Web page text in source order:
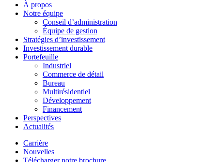
À propos
Notre équipe
Conseil d’administration
Équipe de gestion
Stratégies d’investissement
Investissement durable
Portefeuille
Industriel
Commerce de détail
Bureau
Multirésidentiel
Développement
Financement
Perspectives
Actualités
Carrière
Nouvelles
Télécharger notre brochure